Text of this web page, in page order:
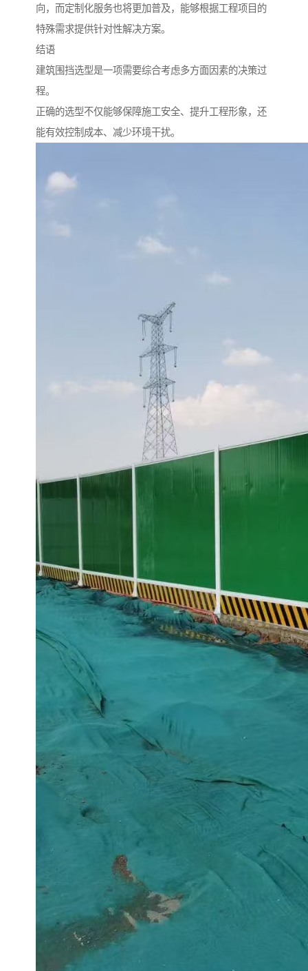
向，而定制化服务也将更加普及，能够根据工程项目的
特殊需求提供针对性解决方案。
结语
建筑围挡选型是一项需要综合考虑多方面因素的决策过
程。
正确的选型不仅能够保障施工安全、提升工程形象，还
能有效控制成本、减少环境干扰。